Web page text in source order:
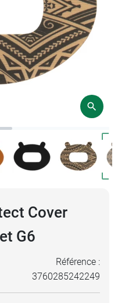
Cover
G6
Référence :
3760285242249